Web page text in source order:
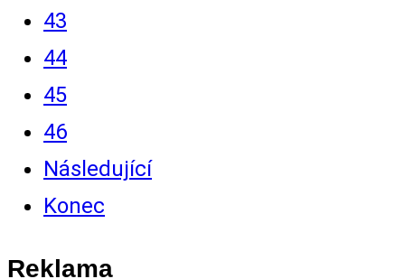
43
44
45
46
Následující
Konec
Reklama